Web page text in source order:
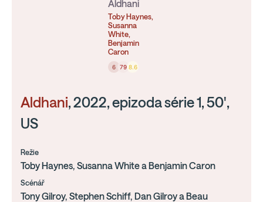
Aldhani
Toby Haynes,
Susanna
White,
Benjamin
Caron
6 79 8.6
Aldhani, 2022, epizoda série 1, 50',
US
Režie
Toby Haynes, Susanna White a Benjamin Caron
Scénář
Tony Gilroy, Stephen Schiff, Dan Gilroy a Beau